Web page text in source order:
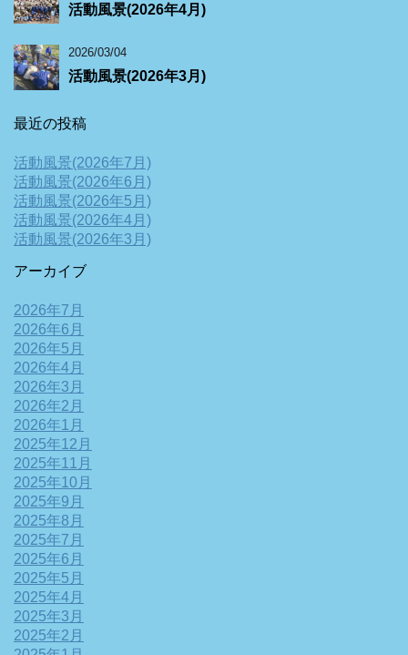
活動風景(2026年4月)
2026/03/04
活動風景(2026年3月)
最近の投稿
活動風景(2026年7月)
活動風景(2026年6月)
活動風景(2026年5月)
活動風景(2026年4月)
活動風景(2026年3月)
アーカイブ
2026年7月
2026年6月
2026年5月
2026年4月
2026年3月
2026年2月
2026年1月
2025年12月
2025年11月
2025年10月
2025年9月
2025年8月
2025年7月
2025年6月
2025年5月
2025年4月
2025年3月
2025年2月